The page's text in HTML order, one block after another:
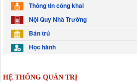
Thông tin công khai
Nội Quy Nhà Trường
Bán trú
Học hành
HỆ THỐNG QUẢN TRỊ